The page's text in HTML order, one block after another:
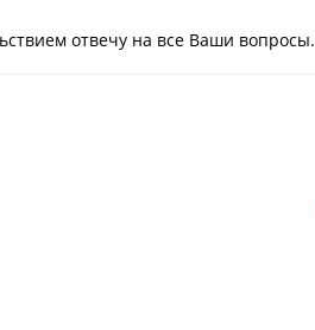
отвечу на все Ваши вопросы.